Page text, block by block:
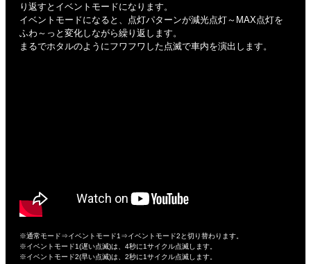
り返すとイベントモードになります。
イベントモードになると、点灯パターンが減光点灯～MAX点灯を
ふわ～っと変化しながら繰り返します。
まるでホタルのようにフワフワした点滅で車内を演出します。
※通常モード⇒イベントモード1⇒イベントモード2と切り替わります。
※イベントモード1(遅い点滅)は、4秒に1サイクル点滅します。
※イベントモード2(早い点滅)は、2秒に1サイクル点滅します。